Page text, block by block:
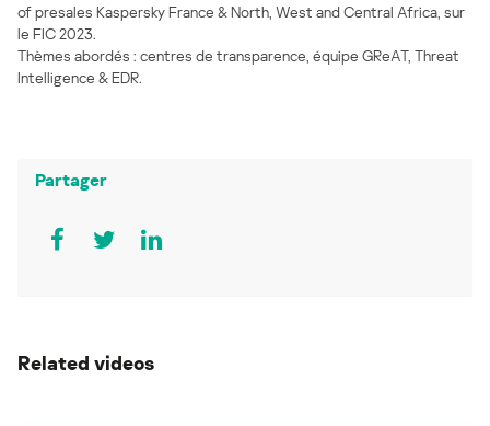
of presales Kaspersky France & North, West and Central Africa, sur
le FIC 2023.
Thèmes abordés : centres de transparence, équipe GReAT, Threat
Intelligence & EDR.
Partager
Related videos